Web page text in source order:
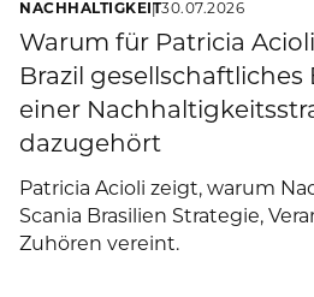
NACHHALTIGKEIT30.07.2026
Warum für Patricia
Brazil
einer
dazugehört
Patricia Acioli zeigt, warum
Scania Brasilien Strategie,
Zuhören vereint.